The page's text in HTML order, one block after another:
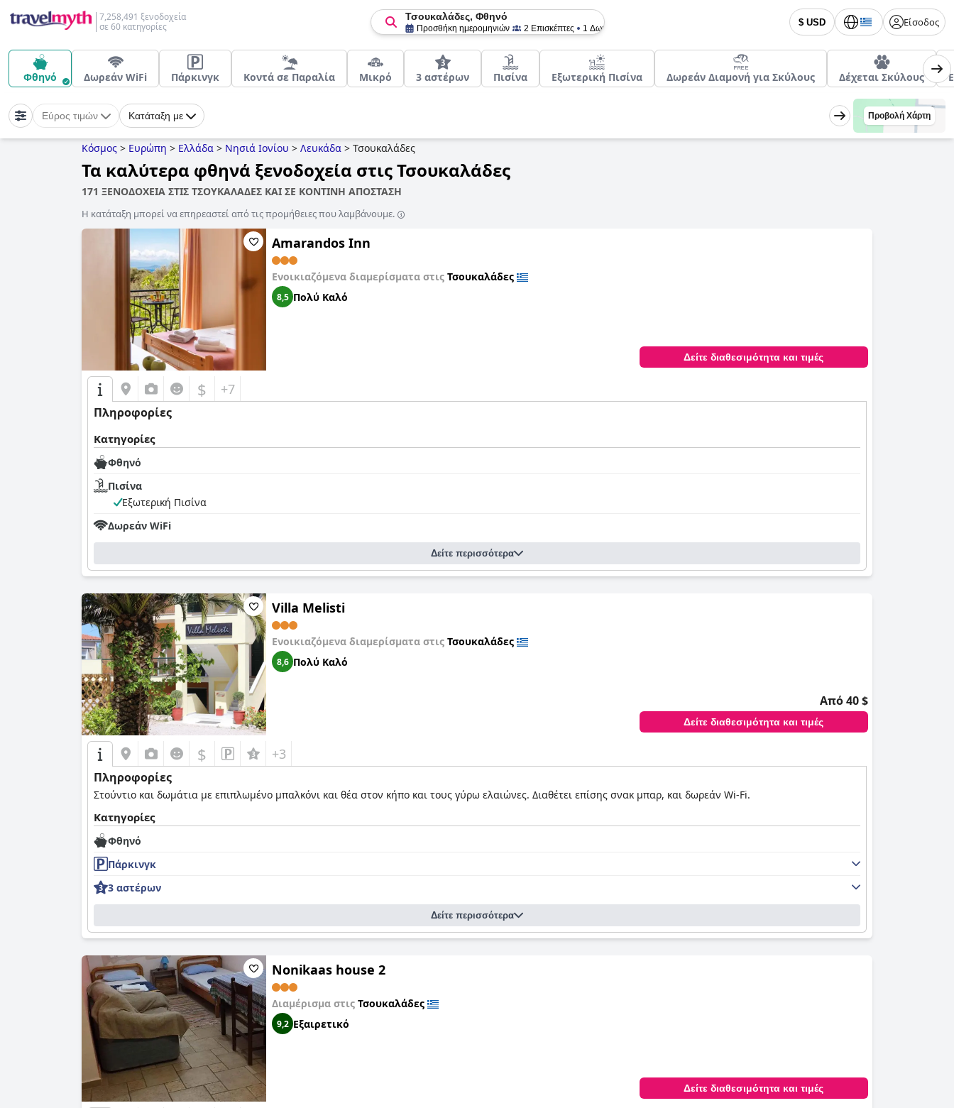
7,258,491 ξενοδοχεία
σε 60 κατηγορίες
$ USD Είσοδος
Τσουκαλάδες, Φθηνό
Προσθήκη ημερομηνιών 2 Επισκέπτες 1 Δωμάτιο
Φθηνό Δωρεάν WiFi Πάρκινγκ Κοντά σε Παραλία Μικρό 3 αστέρων Πισίνα Εξωτερική Πισίνα Δωρεάν Διαμονή για Σκύλους Δέχεται Σκύλους
Εύρος τιμών Κατάταξη με Προβολή Χάρτη
Κόσμος > Ευρώπη > Ελλάδα > Νησιά Ιονίου > Λευκάδα > Τσουκαλάδες
Τα καλύτερα φθηνά ξενοδοχεία στις Τσουκαλάδες
171 ΞΕΝΟΔΟΧΕΙΑ ΣΤΙΣ ΤΣΟΥΚΑΛΑΔΕΣ ΚΑΙ ΣΕ ΚΟΝΤΙΝΗ ΑΠΟΣΤΑΣΗ
Η κατάταξη μπορεί να επηρεαστεί από τις προμήθειες που λαμβάνουμε.
Amarandos Inn
Ενοικιαζόμενα διαμερίσματα στις Τσουκαλάδες
8,5 Πολύ Καλό
Δείτε διαθεσιμότητα και τιμές
$ +7
Πληροφορίες
Κατηγορίες
Φθηνό
Πισίνα
Εξωτερική Πισίνα
Δωρεάν WiFi
Δείτε περισσότερα
Villa Melisti
Ενοικιαζόμενα διαμερίσματα στις Τσουκαλάδες
8,6 Πολύ Καλό
Από 40 $
Δείτε διαθεσιμότητα και τιμές
$ +3
Πληροφορίες
Στούντιο και δωμάτια με επιπλωμένο μπαλκόνι και θέα στον κήπο και τους γύρω ελαιώνες. Διαθέτει επίσης σνακ μπαρ, και δωρεάν Wi-Fi.
Κατηγορίες
Φθηνό
Πάρκινγκ
3 αστέρων
Δείτε περισσότερα
Nonikaas house 2
Διαμέρισμα στις Τσουκαλάδες
9,2 Εξαιρετικό
Δείτε διαθεσιμότητα και τιμές